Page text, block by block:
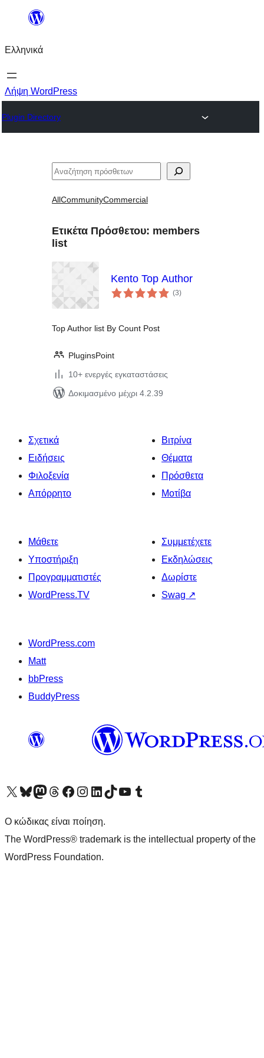
Μετάβαση
περιεχόμενο
Ελληνικά
Λήψη WordPress
Plugin Directory
Αναζήτηση
AllCommunityCommercial
Ετικέτα Πρόσθετου: members
list
Kento Top Author
(3αξιολογήσεις
σύνολο
)
Top Author list By Count Post
PluginsPoint
10+ ενεργές εγκαταστάσεις
Δοκιμασμένο μέχρι 4.2.39
Σχετικά
Ειδήσεις
Φιλοξενία
Απόρρητο
Βιτρίνα
Θέματα
Πρόσθετα
Μοτίβα
Μάθετε
Υποστήριξη
Προγραμματιστές
WordPress.TV
Συμμετέχετε
Εκδηλώσεις
Δωρίστε
Swag ↗
WordPress.com
Matt
bbPress
BuddyPress
Visit our X (formerly Twitter) account
Visit our Bluesky account
Επισκεφθείτε τον λογαριασμό μας στο Mastodon
Visit our Threads account
Επισκεφτείτε τη σελίδα μας στο Facebook
Επισκεφθείτε τον λογαριασμό μας Instagram
Επισκεφθείτε τον λογαριασμό μας LinkedIn
Visit our TikTok account
Visit our YouTube channel
Visit our Tumblr account
Ο κώδικας είναι ποίηση.
The WordPress® trademark is the intellectual property of the
WordPress Foundation.